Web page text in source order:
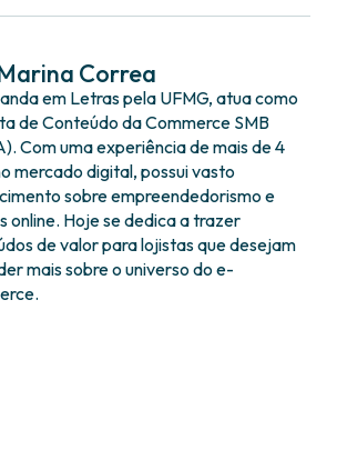
Correa
em Letras pela UFMG, atua como
de Conteúdo da Commerce SMB
Com uma experiência de mais de 4
mercado digital, possui vasto
sobre empreendedorismo e
online. Hoje se dedica a trazer
de valor para lojistas que desejam
mais sobre o universo do e-